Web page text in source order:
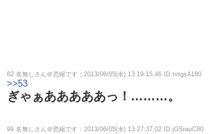
62 名無しさん＠恐縮です：2013/06/05(水) 13:19:15.46 ID:tvtgsA180
>>53
ぎゃぁあああああっ！………。
99 名無しさん＠恐縮です：2013/06/05(水) 13:27:37.02 ID:jGSrauC80